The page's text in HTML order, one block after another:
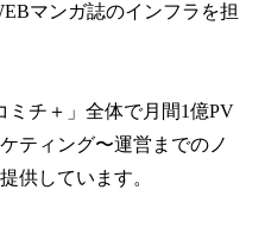
マンガ誌のインフラを担
ミチ＋」全体で月間1億PV
ティング〜運営までのノ
供しています。